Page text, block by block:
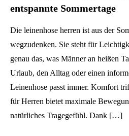
entspannte Sommertage
Die leinenhose herren ist aus der
wegzudenken. Sie steht für
genau das, was Männer an heißen
Urlaub, den Alltag oder einen
Leinenhose passt immer. Komfort
für Herren bietet maximale
natürliches Tragegefühl. Dank […]